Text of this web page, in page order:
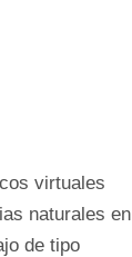
virtuales
naturales en
de tipo